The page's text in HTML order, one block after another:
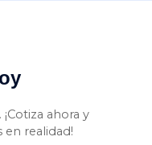
ahora y
en realidad!